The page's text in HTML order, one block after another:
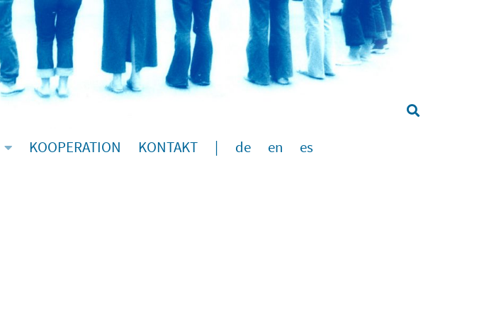
KOOPERATION KONTAKT de en es